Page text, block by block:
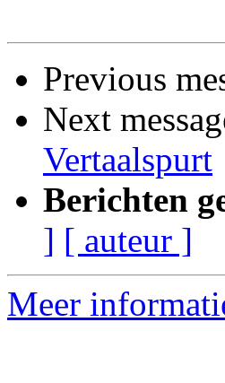
Previous
Next
Vertaalspurt
Berichten
] [ auteur ]
Meer